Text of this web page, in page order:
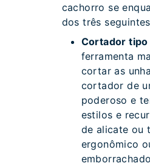
cachorro se
dos três
Cortador tipo
ferramenta
cortar as
cortador de
poderoso e
estilos e
de alicate ou
ergonômico